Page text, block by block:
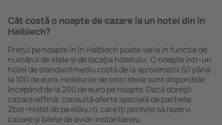
Cât costă o noapte de cazare la un hotel din în
Halblech?
Prețul pe noapte în în Halblech poate varia în funcție de
numărul de stele și de locaţia hotelului. O noapte într-un
hotel de standard mediu costă de la aproximativ 50 până
la 100 de euro. Hotelurile de cinci stele sunt disponibile
ȋncepând de la 200 de euro pe noapte. Dacă doreşti
cazare ieftină, consultă oferta specială de pachete
Zbor+Hotel de pe eSky.ro, care ȋţi permite să rezervi
cazare și bilete de avion instantaneu.